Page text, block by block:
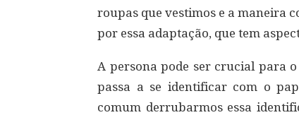
roupas que vestimos e a maneira
por essa adaptação, que tem
A persona pode ser crucial para
passa a se identificar com o
comum derrubarmos essa